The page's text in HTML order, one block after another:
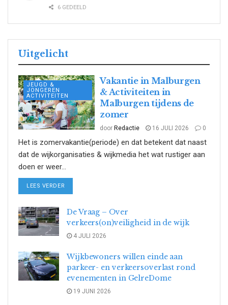
6 GEDEELD
Uitgelicht
JEUGD &
JONGEREN
ACTIVITEITEN
Vakantie in Malburgen
& Activiteiten in
Malburgen tijdens de
zomer
door Redactie 16 JULI 2026 0
Het is zomervakantie(periode) en dat betekent dat naast
dat de wijkorganisaties & wijkmedia het wat rustiger aan
doen er weer...
LEES VERDER
De Vraag – Over
verkeers(on)veiligheid in de wijk
4 JULI 2026
Wijkbewoners willen einde aan
parkeer- en verkeersoverlast rond
evenementen in GelreDome
19 JUNI 2026